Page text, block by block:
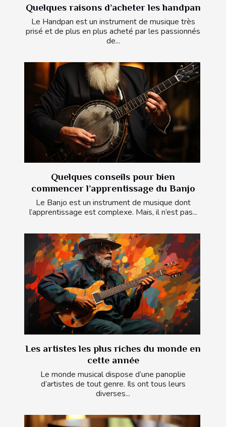
Quelques raisons d’acheter les handpan
Le Handpan est un instrument de musique très
prisé et de plus en plus acheté par les passionnés
de...
Quelques conseils pour bien
commencer l’apprentissage du Banjo
Le Banjo est un instrument de musique dont
l’apprentissage est complexe. Mais, il n’est pas...
Les artistes les plus riches du monde en
cette année
Le monde musical dispose d’une panoplie
d’artistes de tout genre. Ils ont tous leurs
diverses...